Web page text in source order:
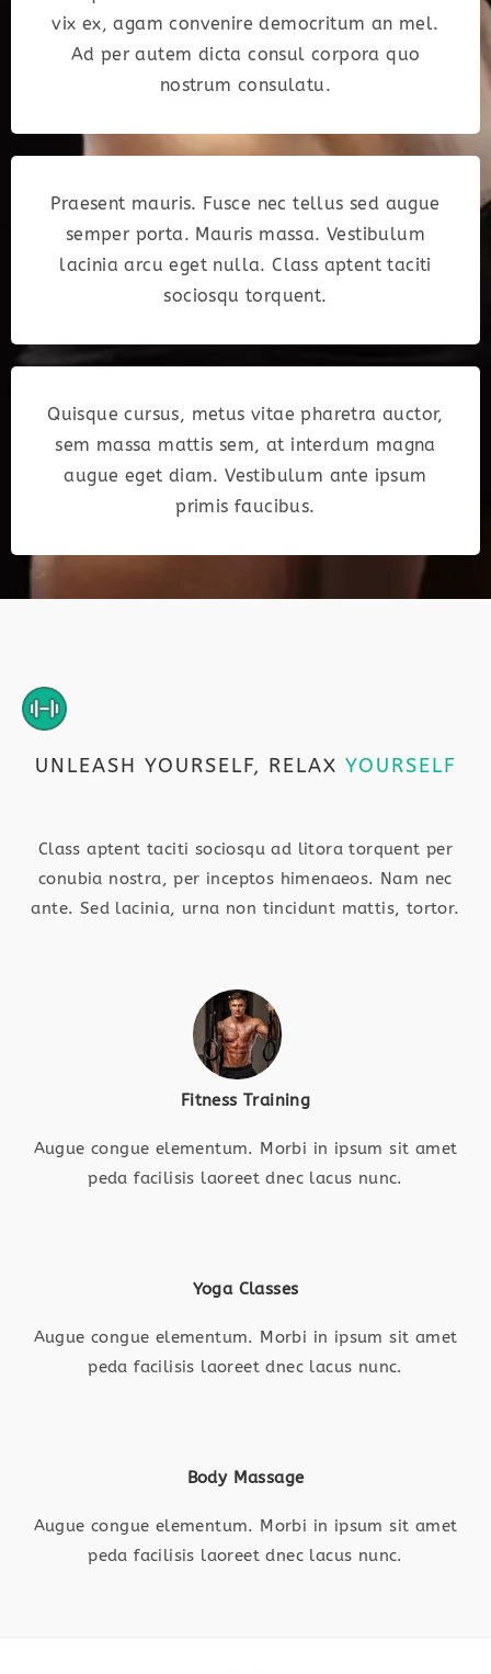
vix ex, agam convenire democritum an mel.
Ad per autem dicta consul corpora quo
nostrum consulatu.
Praesent mauris. Fusce nec tellus sed augue
semper porta. Mauris massa. Vestibulum
lacinia arcu eget nulla. Class aptent taciti
sociosqu torquent.
Quisque cursus, metus vitae pharetra auctor,
sem massa mattis sem, at interdum magna
augue eget diam. Vestibulum ante ipsum
primis faucibus.
UNLEASH YOURSELF, RELAX YOURSELF
Class aptent taciti sociosqu ad litora torquent per
conubia nostra, per inceptos himenaeos. Nam nec
ante. Sed lacinia, urna non tincidunt mattis, tortor.
Fitness Training
Augue congue elementum. Morbi in ipsum sit amet
peda facilisis laoreet dnec lacus nunc.
Yoga Classes
Augue congue elementum. Morbi in ipsum sit amet
peda facilisis laoreet dnec lacus nunc.
Body Massage
Augue congue elementum. Morbi in ipsum sit amet
peda facilisis laoreet dnec lacus nunc.